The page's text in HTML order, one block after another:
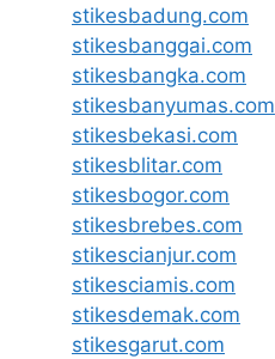
stikesbadung.com
stikesbanggai.com
stikesbangka.com
stikesbanyumas.com
stikesbekasi.com
stikesblitar.com
stikesbogor.com
stikesbrebes.com
stikescianjur.com
stikesciamis.com
stikesdemak.com
stikesgarut.com